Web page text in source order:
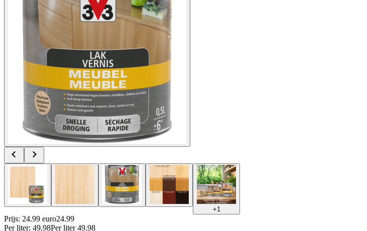
+1
Prijs: 24.99 euro24.99
Per liter: 49.98Per liter 49.98